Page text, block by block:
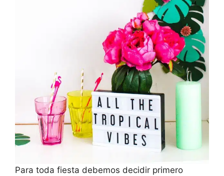
Para toda fiesta debemos decidir primero